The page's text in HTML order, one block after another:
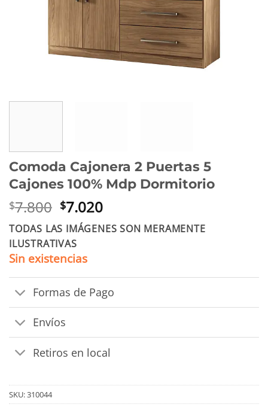
Comoda Cajonera 2 Puertas 5
Cajones 100% Mdp Dormitorio
$7.800 El
precio
original
era:
$7.800.
$7.020El
precio
actual
TODAS LAS IMÁGENES SON MERAMENTE
ILUSTRATIVAS
Sin existencias
Formas de Pago
Envíos
Retiros en local
SKU:310044